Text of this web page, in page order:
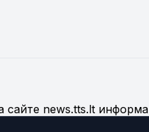
news.tts.lt